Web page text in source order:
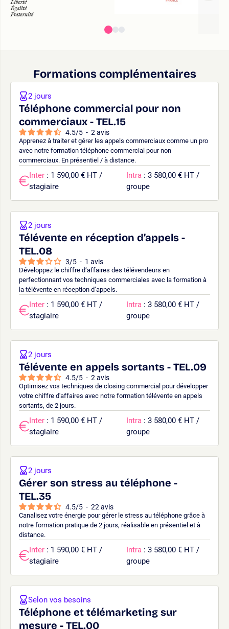
Formations complémentaires
Téléphone commercial pour non
commerciaux - TEL.15
4.5/5 - 2 avis
Apprenez à traiter et gérer les appels commerciaux comme un pro
avec notre formation téléphone commercial pour non
commerciaux. En présentiel / à distance.
2 jours
Inter : 1 590,00 € HT /
stagiaire
Intra : 3 580,00 € HT /
groupe
Télévente en réception d’appels -
TEL.08
3/5 - 1 avis
Développez le chiffre d‘affaires des télévendeurs en
perfectionnant vos techniques commerciales avec la formation à
la télévente en réception d’appels.
2 jours
Inter : 1 590,00 € HT /
stagiaire
Intra : 3 580,00 € HT /
groupe
Télévente en appels sortants - TEL.09
4.5/5 - 2 avis
Optimisez vos techniques de closing commercial pour développer
votre chiffre d'affaires avec notre formation télévente en appels
sortants, de 2 jours.
2 jours
Inter : 1 590,00 € HT /
stagiaire
Intra : 3 580,00 € HT /
groupe
Gérer son stress au téléphone -
TEL.35
4.5/5 - 22 avis
Canalisez votre énergie pour gérer le stress au téléphone grâce à
notre formation pratique de 2 jours, réalisable en présentiel et à
distance.
2 jours
Inter : 1 590,00 € HT /
stagiaire
Intra : 3 580,00 € HT /
groupe
Téléphone et télémarketing sur
mesure - TEL.00
Selon vos besoins